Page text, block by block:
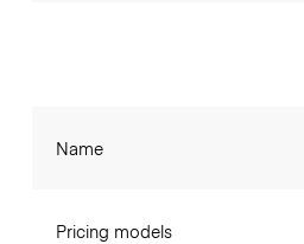
Name
Pricing models